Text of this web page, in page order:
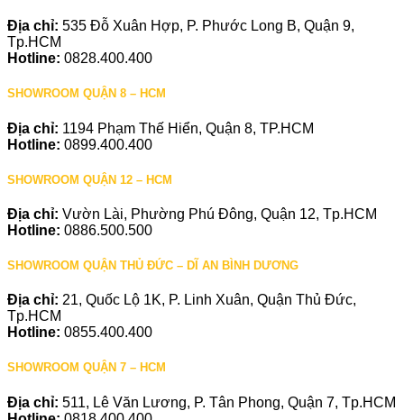
Địa chỉ: 535 Đỗ Xuân Hợp, P. Phước Long B, Quận 9,
Tp.HCM
Hotline: 0828.400.400
SHOWROOM QUẬN 8 – HCM
Địa chỉ: 1194 Phạm Thế Hiển, Quận 8, TP.HCM
Hotline: 0899.400.400
SHOWROOM QUẬN 12 – HCM
Địa chỉ: Vườn Lài, Phường Phú Đông, Quận 12, Tp.HCM
Hotline: 0886.500.500
SHOWROOM QUẬN THỦ ĐỨC – DĨ AN BÌNH DƯƠNG
Địa chỉ: 21, Quốc Lộ 1K, P. Linh Xuân, Quận Thủ Đức,
Tp.HCM
Hotline: 0855.400.400
SHOWROOM QUẬN 7 – HCM
Địa chỉ: 511, Lê Văn Lương, P. Tân Phong, Quận 7, Tp.HCM